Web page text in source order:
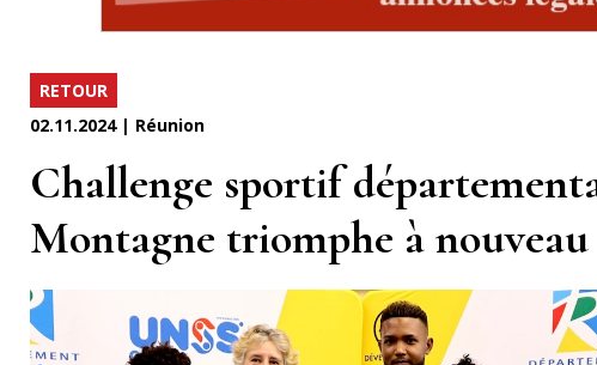
RETOUR
02.11.2024 | Réunion
Challenge sportif
Montagne triomphe à nouveau